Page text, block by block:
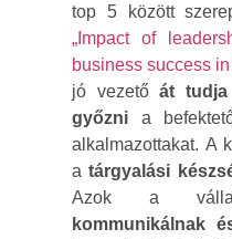
top 5 között
„Impact of
business success
jó vezető át
győzni a
alkalmazottakat. A
atárgyalási
Azok a
kommunikálnak